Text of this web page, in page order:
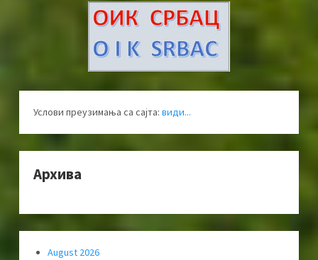
Услови преузимања са сајта: види...
Архива
August 2026